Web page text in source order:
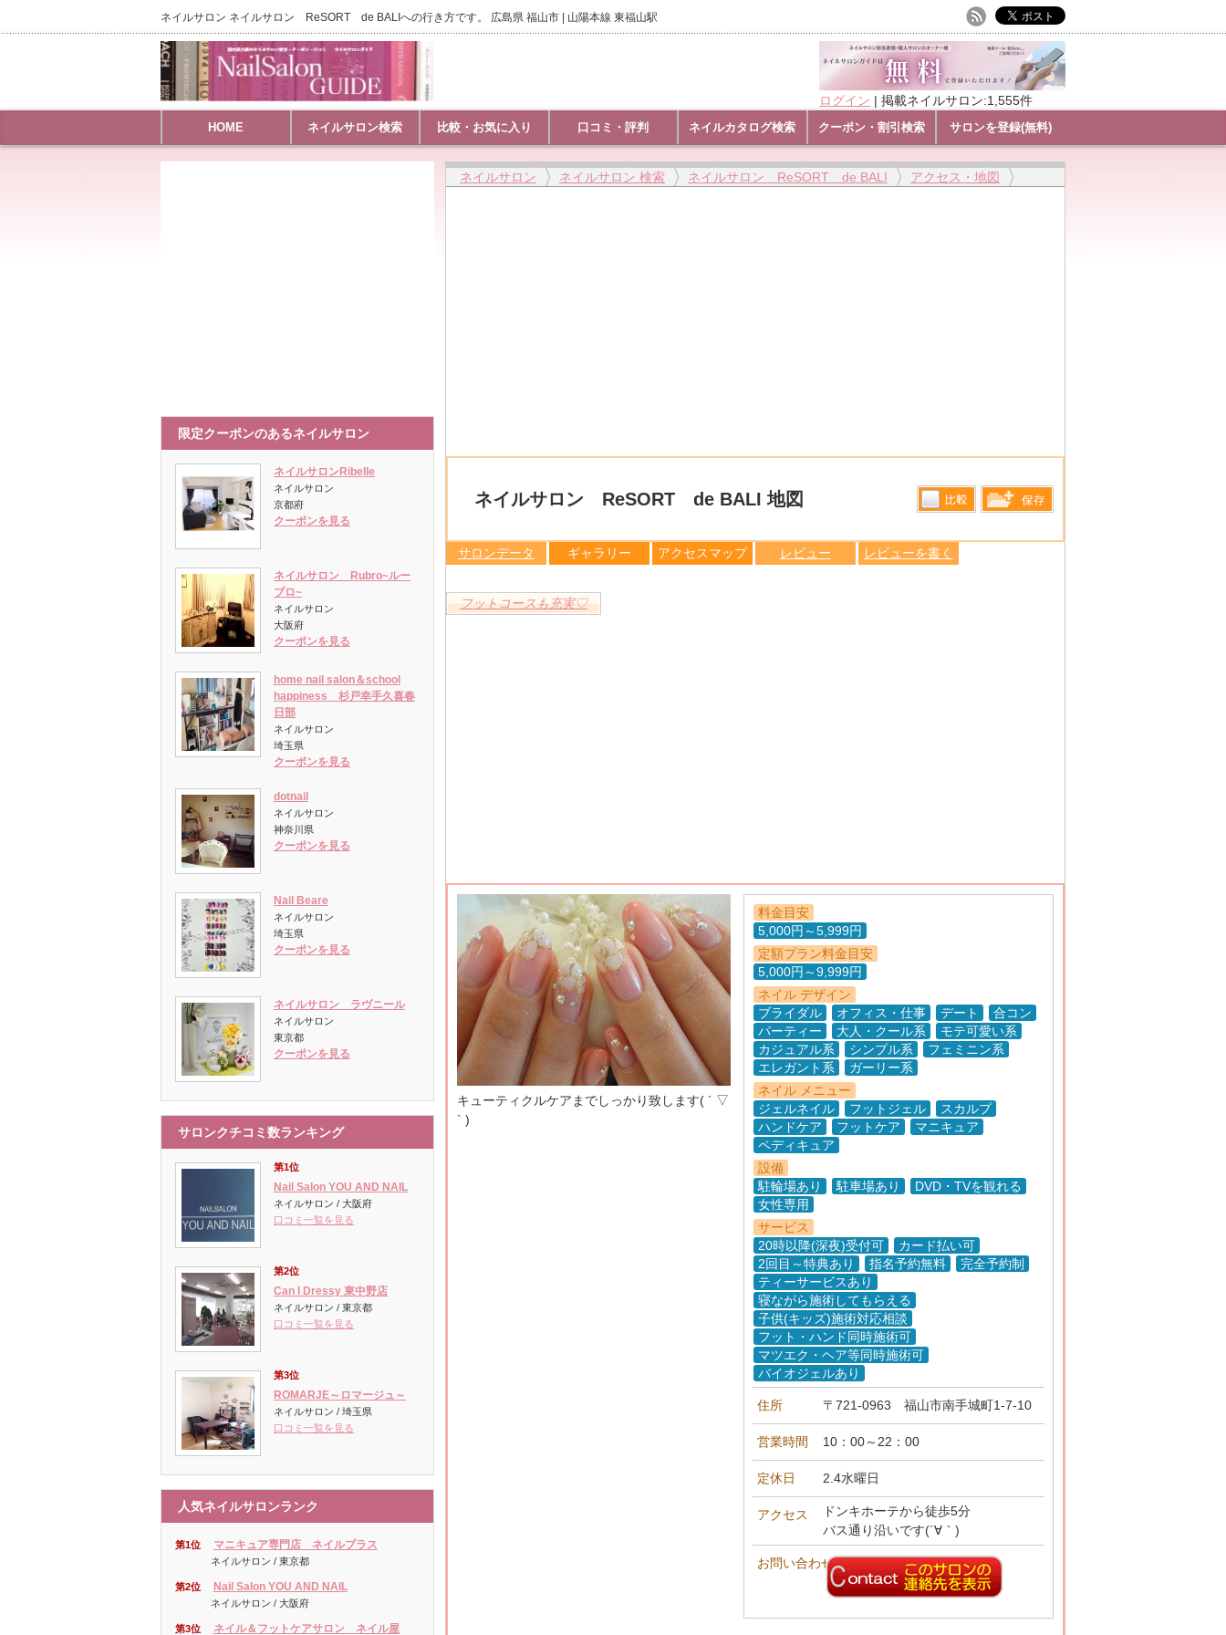
ネイルサロン ネイルサロン ReSORT de BALIへの行き方です。 広島県 福山市 | 山陽本線 東福山駅
HOME ネイルサロン検索 比較・お気に入り 口コミ・評判 ネイルカタログ検索 クーポン・割引検索 サロンを登録(無料)
ログイン | 掲載ネイルサロン:1,555件
ネイルサロン ネイルサロン 検索 ネイルサロン ReSORT de BALI アクセス・地図
ネイルサロン ReSORT de BALI 地図
る
サロンデータ ギャラリー アクセスマップ レビュー レビューを書く
フットコースも充実♡
キューティクルケアまでしっかり致します( ´ ▽
` )
料金目安
5,000円～5,999円
定額プラン料金目安
5,000円～9,999円
ネイル デザイン
ブライダル
オフィス・仕事 デート
合コン
パーティー
大人・クール系
モテ可愛い系
カジュアル系
シンプル系
フェミニン系
エレガント系
ガーリー系
ネイル メニュー
ジェルネイル
フットジェル
スカルプ
ハンドケア
フットケア
マニキュア
ペディキュア
設備
駐輪場あり
駐車場あり
DVD・TVを観れる
女性専用
サービス
20時以降(深夜)受付可
カード払い可
2回目～特典あり
指名予約無料
完全予約制
ティーサービスあり
寝ながら施術してもらえる
子供(キッズ)施術対応相談
フット・ハンド同時施術可
マツエク・ヘア等同時施術可
バイオジェルあり
住所 〒721-0963 福山市南手城町1-7-10
営業時間 10：00～22：00
定休日 2.4水曜日
アクセス
ドンキホーテから徒歩5分
バス通り沿いです(´∀｀)
お問い合わせ先
限定クーポンのあるネイルサロン
ネイルサロンRibelle
ネイルサロン
京都府
クーポンを見る
ネイルサロン Rubro~ルー
ブロ~
ネイルサロン
大阪府
クーポンを見る
home nail salon＆school
happiness 杉戸幸手久喜春
日部
ネイルサロン
埼玉県
クーポンを見る
dotnail
ネイルサロン
神奈川県
クーポンを見る
Nail Beare
ネイルサロン
埼玉県
クーポンを見る
ネイルサロン ラヴニール
ネイルサロン
東京都
クーポンを見る
サロンクチコミ数ランキング
第1位
Nail Salon YOU AND NAIL
ネイルサロン / 大阪府
口コミ一覧を見る
第2位
Can I Dressy 東中野店
ネイルサロン / 東京都
口コミ一覧を見る
第3位
ROMARJE～ロマージュ～
ネイルサロン / 埼玉県
口コミ一覧を見る
人気ネイルサロンランク
第1位 マニキュア専門店 ネイルプラス
ネイルサロン / 東京都
第2位 Nail Salon YOU AND NAIL
ネイルサロン / 大阪府
第3位 ネイル＆フットケアサロン ネイル屋